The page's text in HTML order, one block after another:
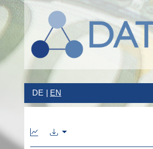
DE EN